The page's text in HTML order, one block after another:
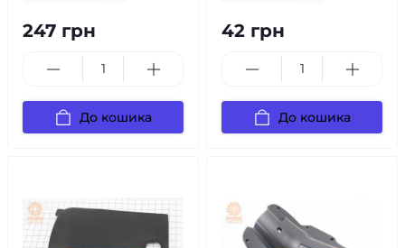
247 грн
До кошика
42 грн
До кошика